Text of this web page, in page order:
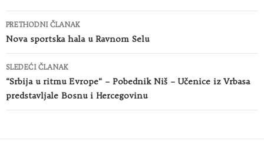
Kretanje
članaka
PRETHODNI ČLANAK
Nova sportska hala u Ravnom Selu
SLEDEĆI ČLANAK
“Srbija u ritmu Evrope“ – Pobednik Niš – Učenice iz Vrbasa
predstavljale Bosnu i Hercegovinu